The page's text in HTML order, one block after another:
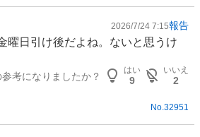
2026/7/24 7:15報告
曜日引け後だよね。ないと思うけ
考になりましたか？
はい
9
いいえ
2
No.32951